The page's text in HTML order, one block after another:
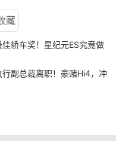
藏
轿车奖！星纪元ES究竟做
副总裁离职！豪赌Hi4，冲